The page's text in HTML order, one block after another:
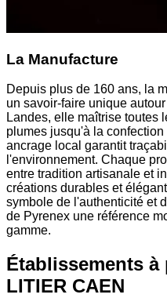
La Manufacture
Depuis plus de 160 ans, la
un savoir-faire unique
Landes, elle maîtrise toutes
plumes jusqu'à la
ancrage local garantit
l'environnement. Chaque
entre tradition artisanale et
créations durables et
symbole de l'authenticité et
de Pyrenex une référence
gamme.
Établissements
LITIER CAEN